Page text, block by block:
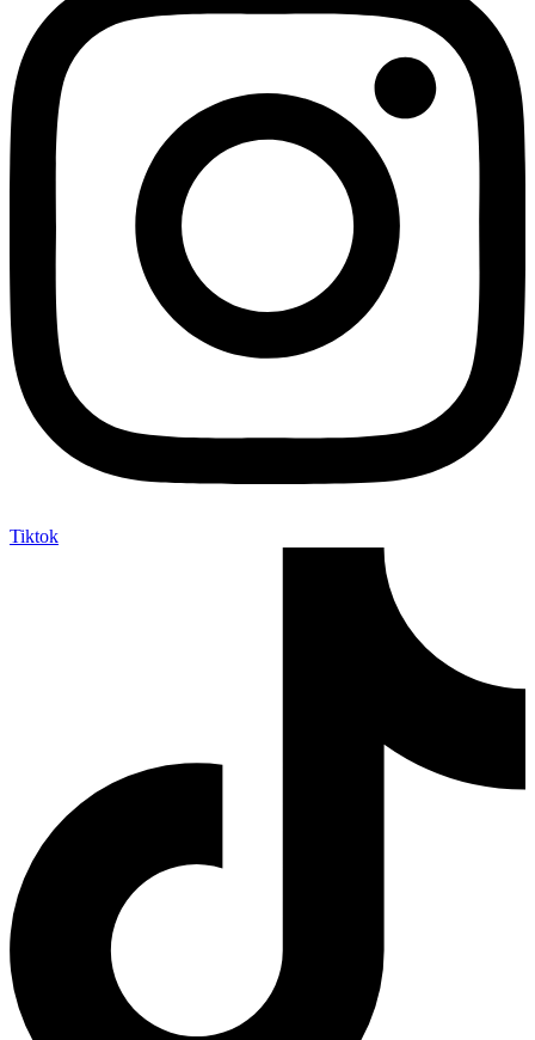
Tiktok